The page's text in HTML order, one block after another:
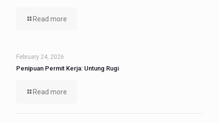
Read more
February 24, 2026
Penipuan Permit Kerja: Untung Rugi
Read more